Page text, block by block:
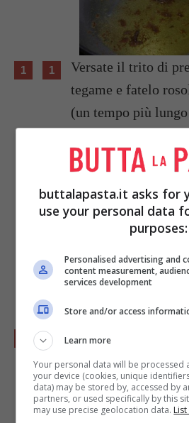
Versate il trito di
tegame e fatelo
(un tempo più
bruciare il
un gusto amaro al
Mettete un po’ di
pesci e poi poneteli
soffritto.
buttalapasta.it asks for
use your personal data
purposes:
Personalised advertising and
content measurement,
services development
Store and/or access
Learn more
Your personal data will be
your device (cookies, unique
data) may be stored by, accessed by
partners, or used specifically by this
may use precise geolocation data.